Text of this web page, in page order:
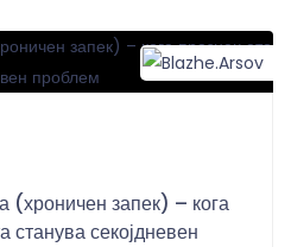
(хроничен запек) – кога
станува секојдневен